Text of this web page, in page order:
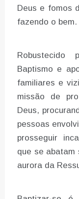
Deus e fomos
fazendo o bem.
Robustecido
Baptismo e
familiares e
missão de
Deus,
pessoas
prosseguir
que se abatam
aurora da